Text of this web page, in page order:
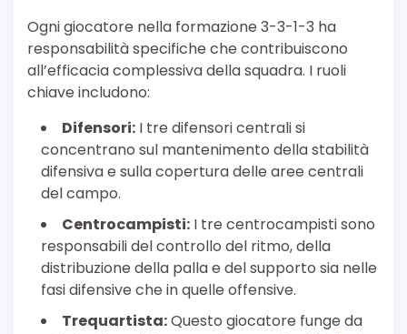
Ogni giocatore nella formazione 3-3-1-3 ha
responsabilità specifiche che contribuiscono
all’efficacia complessiva della squadra. I ruoli
chiave includono:
Difensori: I tre difensori centrali si
concentrano sul mantenimento della stabilità
difensiva e sulla copertura delle aree centrali
del campo.
Centrocampisti: I tre centrocampisti sono
responsabili del controllo del ritmo, della
distribuzione della palla e del supporto sia nelle
fasi difensive che in quelle offensive.
Trequartista:Questo giocatore funge da